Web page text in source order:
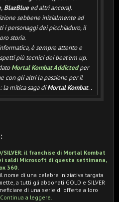
, BlazBlueed altri ancora).
sebbene inizialmente ad
i personaggi dei picchiaduro, il
storia.
è sempre attento e
più tecnici dei beat'em up.
Mortal Kombat Addictedper
con gli altri la passione per il
la mitica saga diMortal Kombat..
SILVER: il franchise di Mortal Kombat
saldi Microsoft di questa settimana,
360.
nome di una celebre iniziativa targata
a tutti gli abbonati GOLD e SILVER
di una serie di offerte a loro
Continua a leggere.